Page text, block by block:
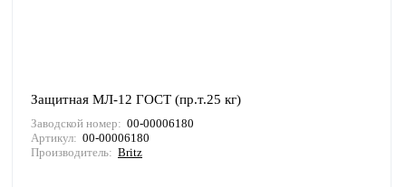
Защитная МЛ-12 ГОСТ (пр.т.25 кг)
Заводской номер: 00-00006180
Артикул: 00-00006180
Производитель: Britz